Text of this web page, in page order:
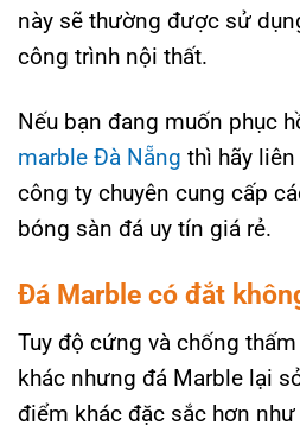
này sẽ thường được sử
công trình nội thất.
Nếu bạn đang muốn phục
marble Đà Nẵng thì hãy
công ty chuyên cung cấp
bóng sàn đá uy tín giá rẻ.
Đá Marble có đắt
Tuy độ cứng và chống
khác nhưng đá Marble lại
điểm khác đặc sắc hơn